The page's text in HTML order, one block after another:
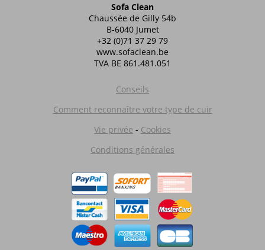
Sofa Clean
Chaussée de Gilly 54b
B-6040 Jumet
+32 (0)71 37 29 79
www.sofaclean.be
TVA BE 861.481.051
Conseils
Comment reconnaître votre type de cuir
Vie privée - Cookies
Conditions générales